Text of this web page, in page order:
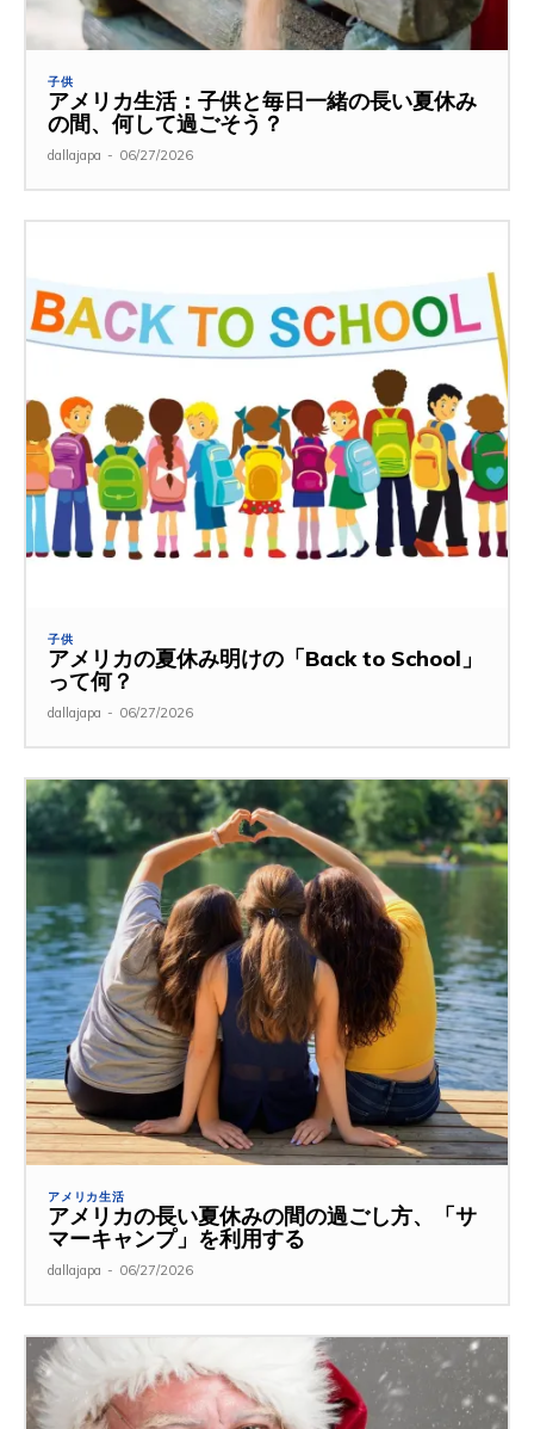
子供
アメリカ生活：子供と毎日一緒の長い夏休み
の間、何して過ごそう？
dallajapa - 06/27/2026
子供
アメリカの夏休み明けの「Back to School」
って何？
dallajapa - 06/27/2026
アメリカ生活
アメリカの長い夏休みの間の過ごし方、「サ
マーキャンプ」を利用する
dallajapa - 06/27/2026